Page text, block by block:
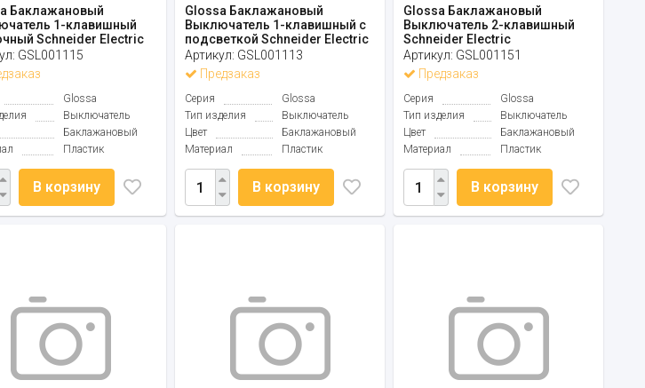
Баклажановый
1-клавишный
Schneider Electric
GSL001115
Glossa
Выключатель
Баклажановый
Пластик
В корзину
Glossa Баклажановый
Выключатель 1-клавишный с
подсветкой Schneider Electric
Артикул: GSL001113
Предзаказ
Серия
Glossa
Тип изделия
Выключатель
Цвет
Баклажановый
Материал
Пластик
В корзину
Glossa Баклажановый
Выключатель 2-клавишный
Schneider Electric
Артикул: GSL001151
Предзаказ
Серия
Glossa
Тип изделия
Выключатель
Цвет
Баклажановый
Материал
Пластик
В корзину